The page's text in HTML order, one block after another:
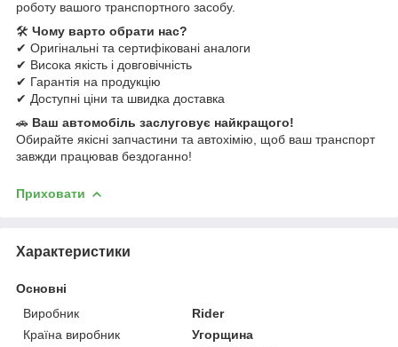
роботу вашого транспортного засобу.
🛠 Чому варто обрати нас?
✔ Оригінальні та сертифіковані аналоги
✔ Висока якість і довговічність
✔ Гарантія на продукцію
✔ Доступні ціни та швидка доставка
🚗 Ваш автомобіль заслуговує найкращого!
Обирайте якісні запчастини та автохімію, щоб ваш транспорт
завжди працював бездоганно!
Приховати
Характеристики
Основні
Виробник
Rider
Країна виробник
Угорщина